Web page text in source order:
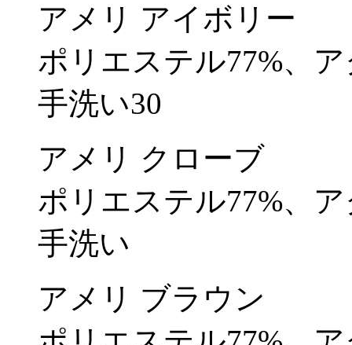
アメリ アイボリー
ポリエステル77%、
手洗い30
アメリ クローブ
ポリエステル77%、
手洗い
アメリ ブラウン